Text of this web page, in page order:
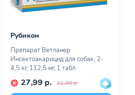
Рубикон
Препарат Ветланер
Инсектоакарицид для собак, 2-
4,5 кг, 112,5 мг, 1 табл
27,99 р. 41,99 р.